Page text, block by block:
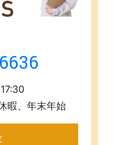
暇、年末年始